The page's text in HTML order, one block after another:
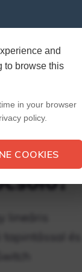
and
to browse this
in your browser
policy.
COOKIES
is
jól